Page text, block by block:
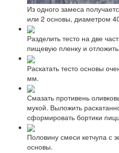
Из одного замеса
или 2 основы, диаметром
Разделить тесто на две
пищевую пленку и
Раскатать тесто основы
мм.
Смазать противень
мукой. Выложить
сформировать бортики
Половину смеси кетчупа с
основы.